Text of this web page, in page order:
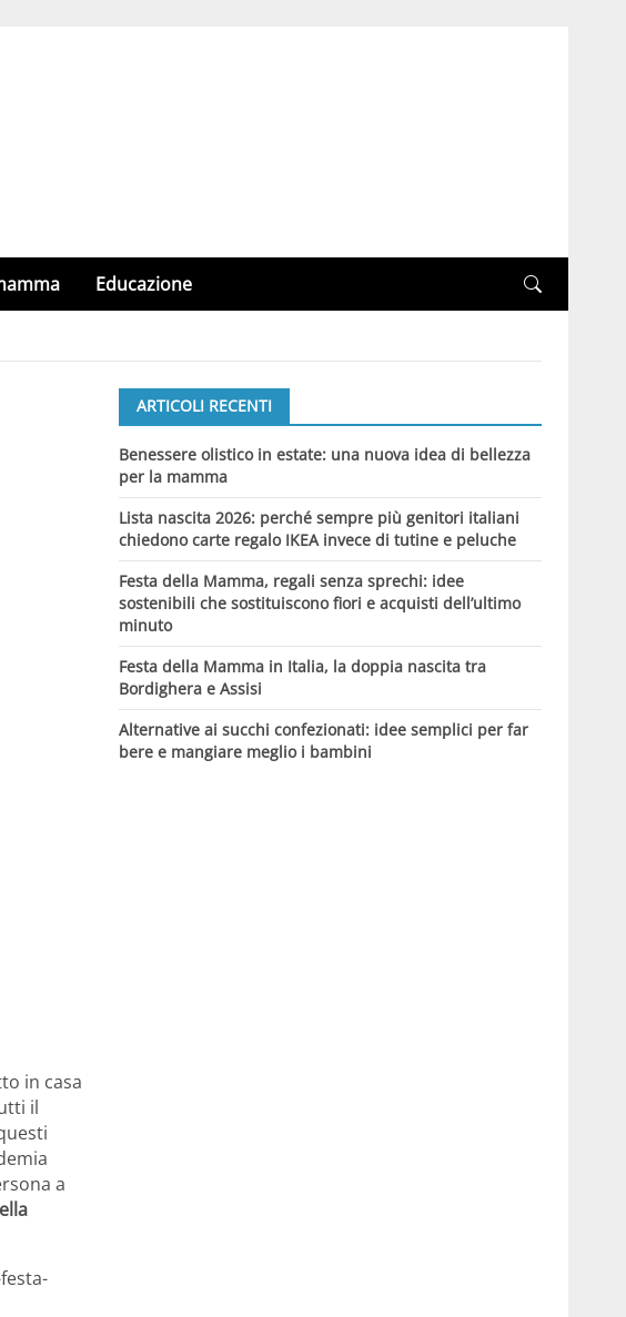
Educazione
in casa
il
a
ARTICOLI RECENTI
Benessere olistico in estate: una nuova idea di bellezza
per la mamma
Lista nascita 2026: perché sempre più genitori italiani
chiedono carte regalo IKEA invece di tutine e peluche
Festa della Mamma, regali senza sprechi: idee
sostenibili che sostituiscono fiori e acquisti dell’ultimo
minuto
Festa della Mamma in Italia, la doppia nascita tra
Bordighera e Assisi
Alternative ai succhi confezionati: idee semplici per far
bere e mangiare meglio i bambini